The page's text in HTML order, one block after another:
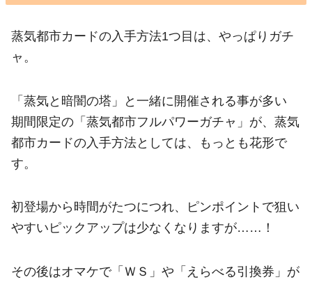
蒸気都市カードの入手方法1つ目は、やっぱりガチ
ャ。
「蒸気と暗闇の塔」と一緒に開催される事が多い
期間限定の「蒸気都市フルパワーガチャ」が、蒸気
都市カードの入手方法としては、もっとも花形で
す。
初登場から時間がたつにつれ、ピンポイントで狙い
やすいピックアップは少なくなりますが……！
その後はオマケで「ＷＳ」や「えらべる引換券」が